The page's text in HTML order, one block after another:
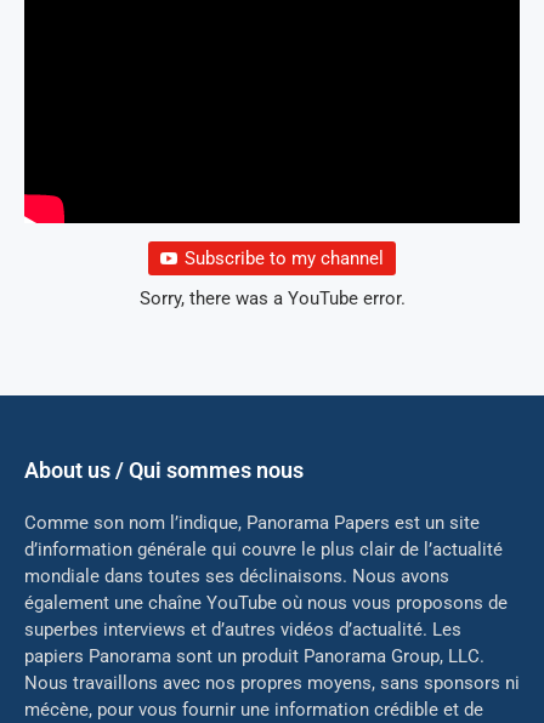
Subscribe to my channel
Sorry, there was a YouTube error.
About us / Qui sommes nous
Comme son nom l’indique, Panorama Papers est un site
d’information générale qui couvre le plus clair de l’actualité
mondiale dans toutes ses déclinaisons. Nous avons
également une chaîne YouTube où nous vous proposons de
superbes interviews et d’autres vidéos d’actualité. Les
papiers Panorama sont un produit Panorama Group, LLC.
Nous travaillons avec nos propres moyens, sans sponsors ni
mécène, pour vous fournir une information crédible et de